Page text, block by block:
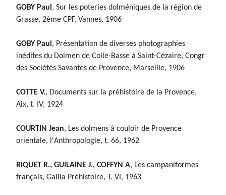
GOBY Paul, Sur les poteries dolméniques de la région de
Grasse, 2ème CPF, Vannes, 1906
GOBY Paul, Présentation de diverses photographies
inédites du Dolmen de Colle-Basse à Saint-Cézaire, Congr
des Sociétés Savantes de Provence, Marseille, 1906
COTTE V., Documents sur la préhistoire de la Provence,
Aix, t. IV, 1924
COURTIN Jean, Les dolmens à couloir de Provence
orientale, l'Anthropologie, t. 66, 1962
RIQUET R., GUILAINE J., COFFYN A, Les campaniformes
français, Gallia Préhistoire, T. VI, 1963